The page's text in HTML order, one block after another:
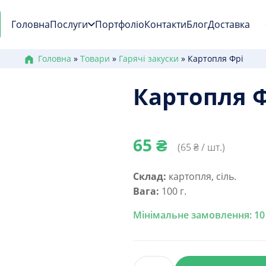
ГоловнаПослуги ПортфоліоКонтактиБлогДоставка
Головна » Товари » Гарячі закуски » Картопля Фрі
Картопля
65 ₴ (65₴ / шт.)
Склад: картопля, сіль.
Вага: 100 г.
Мінімальне замовлення: